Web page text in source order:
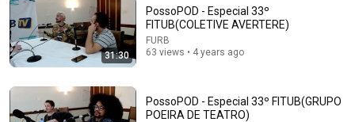
EP 03: Atrás do Pano 30 anos | Direção Teatral - com
Epaminondas Reis
Grupo Atrás do Pano 621 views
31:30
PossoPOD - Especial 33º
FITUB(COLETIVE AVERTERE)
FURB
63 views • 4 years ago
PossoPOD - Especial 33º FITUB(GRUPO
POEIRA DE TEATRO)